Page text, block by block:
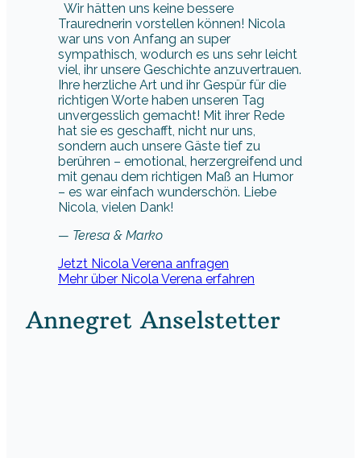
Wir hätten uns keine bessere
Traurednerin vorstellen können! Nicola
war uns von Anfang an super
sympathisch, wodurch es uns sehr leicht
viel, ihr unsere Geschichte anzuvertrauen.
Ihre herzliche Art und ihr Gespür für die
richtigen Worte haben unseren Tag
unvergesslich gemacht! Mit ihrer Rede
hat sie es geschafft, nicht nur uns,
sondern auch unsere Gäste tief zu
berühren – emotional, herzergreifend und
mit genau dem richtigen Maß an Humor
– es war einfach wunderschön. Liebe
Nicola, vielen Dank!
— Teresa & Marko
Jetzt Nicola Verena anfragen
Mehr über Nicola Verena erfahren
Annegret Anselstetter